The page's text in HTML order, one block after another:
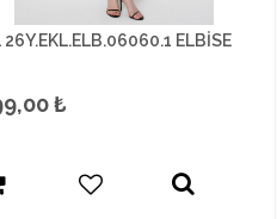
26Y.EKL.ELB.06060.1 ELBİSE
₺